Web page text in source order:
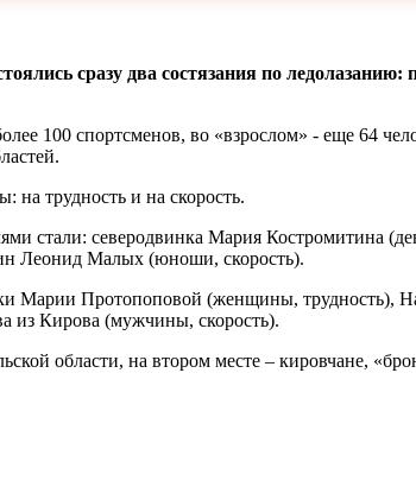
сразу два состязания по
100 спортсменов, во «взрослом» - еще 64
на трудность и на скорость.
стали: северодвинка Мария Костромитина
Леонид Малых (юноши, скорость).
Марии Протопоповой (женщины,
из Кирова (мужчины, скорость).
области, на втором месте – кировчане,